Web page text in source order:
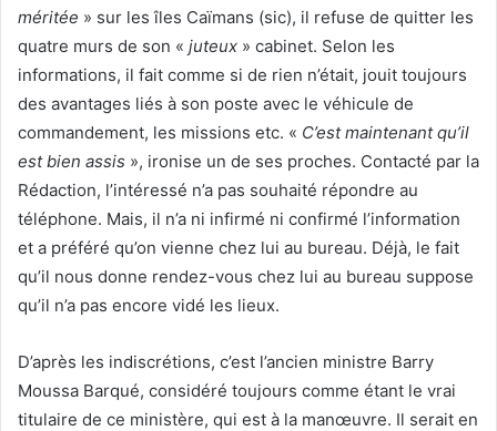
méritée » sur les îles Caïmans (sic), il refuse de quitter les
quatre murs de son « juteux » cabinet. Selon les
informations, il fait comme si de rien n’était, jouit toujours
des avantages liés à son poste avec le véhicule de
commandement, les missions etc. « C’est maintenant qu’il
est bien assis », ironise un de ses proches. Contacté par la
Rédaction, l’intéressé n’a pas souhaité répondre au
téléphone. Mais, il n’a ni infirmé ni confirmé l’information
et a préféré qu’on vienne chez lui au bureau. Déjà, le fait
qu’il nous donne rendez-vous chez lui au bureau suppose
qu’il n’a pas encore vidé les lieux.
D’après les indiscrétions, c’est l’ancien ministre Barry
Moussa Barqué, considéré toujours comme étant le vrai
titulaire de ce ministère, qui est à la manœuvre. Il serait en